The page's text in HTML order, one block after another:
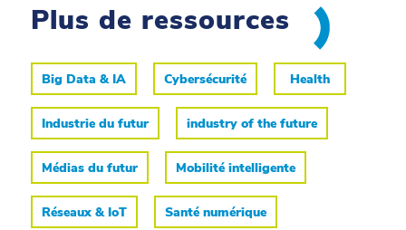
Plus de ressources
Big Data & IA Cybersécurité Health
Industrie du futur industry of the future
Médias du futur Mobilité intelligente
Réseaux & IoT Santé numérique